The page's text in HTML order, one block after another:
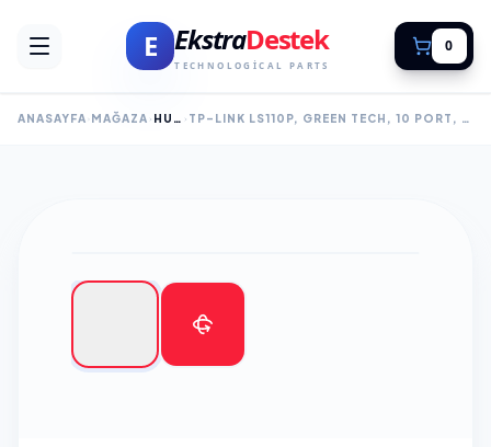
E EkstraDestek
TECHNOLOGICAL PARTS
0
ANASAYFA MAĞAZA HUB SWITCH TP-LINK LS110P, GREEN TECH, 10 PORT, MEGABIT, 8 PORT POE+ 96W, METAL KASA, YÖNETILEMEZ, MASAÜSTÜ SWITCH